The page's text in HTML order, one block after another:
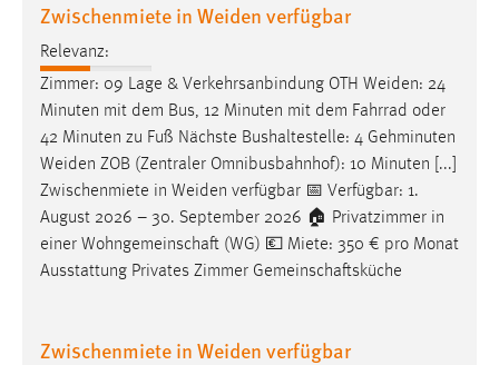
Zwischenmiete in Weiden verfügbar
Relevanz:
Zimmer: 09 Lage & Verkehrsanbindung OTH Weiden: 24
Minuten mit dem Bus, 12 Minuten mit dem Fahrrad oder
42 Minuten zu Fuß Nächste Bushaltestelle: 4 Gehminuten
Weiden ZOB (Zentraler Omnibusbahnhof): 10 Minuten [...]
Zwischenmiete in Weiden verfügbar 📅 Verfügbar: 1.
August 2026 – 30. September 2026 🏠 Privatzimmer in
einer Wohngemeinschaft (WG) 💶 Miete: 350 € pro Monat
Ausstattung Privates Zimmer Gemeinschaftsküche
Zwischenmiete in Weiden verfügbar